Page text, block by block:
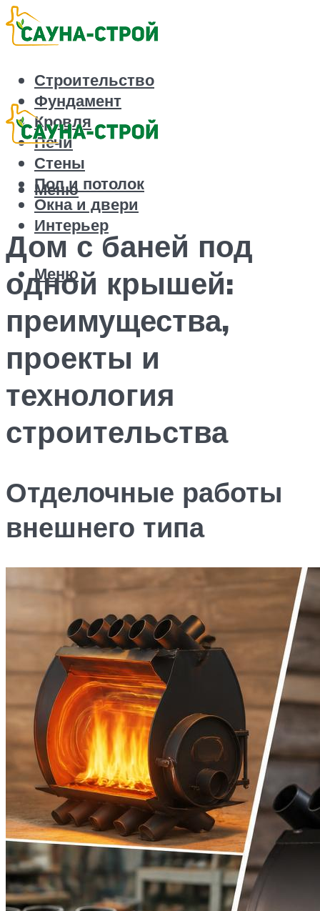
Строительство
Фундамент
Кровля
Печи
Стены
Пол и потолок
Окна и двери
Интерьер
Меню
Меню
Дом с баней под
одной крышей:
преимущества,
проекты и
технология
строительства
Отделочные работы
внешнего типа